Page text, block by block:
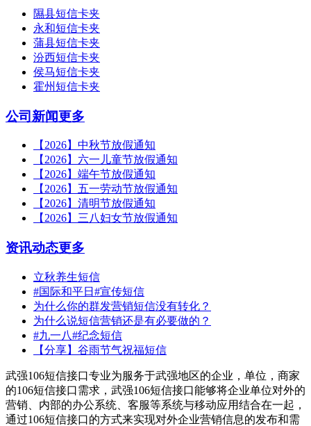
隰县短信卡夹
永和短信卡夹
蒲县短信卡夹
汾西短信卡夹
侯马短信卡夹
霍州短信卡夹
公司新闻更多
【2026】中秋节放假通知
【2026】六一儿童节放假通知
【2026】端午节放假通知
【2026】五一劳动节放假通知
【2026】清明节放假通知
【2026】三八妇女节放假通知
资讯动态更多
立秋养生短信
#国际和平日#宣传短信
为什么你的群发营销短信没有转化？
为什么说短信营销还是有必要做的？
#九一八#纪念短信
【分享】谷雨节气祝福短信
武强106短信接口专业为服务于武强地区的企业，单位，商家
的106短信接口需求，武强106短信接口能够将企业单位对外的
营销、内部的办公系统、客服等系统与移动应用结合在一起，
通过106短信接口的方式来实现对外企业营销信息的发布和需